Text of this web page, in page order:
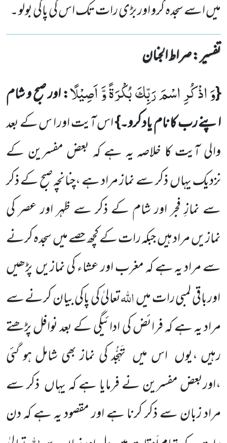
میں اسے سجدہ کرو اور بڑی رات تک اس کی پاکی بولو ۔
تفسیر : ‎صراط الجنان
{وَ اذْكُرِ اسْمَ رَبِّكَ بُكْرَةً وَّ اَصِیْلًا: اور صبح و شام
اپنے رب کا نام یاد کرو۔}اس آیت اور ا س کے بعد
والی آیت کا خلاصہ یہ ہے کہ بعض مفسرین کے
نزدیک یہاںذکر سے نماز مراد ہے ،چنانچہ صبح کے ذکر
سے نمازِ فجر اور شام کے ذکر سے ظہر اور عصر کی
نمازیںمراد ہیںجبکہ رات کے کچھ حصے میںسجدہ کرنے
سے مراد یہ ہے کہ مغرب اور عشاء کی نمازیںپڑھیں
اورباقی لمبی رات میںاللّٰہتعالیٰ کی پاکی بیان کرنے سے
مراد یہ ہے کہ فرائض کی ادائیگی کے بعد نوافل پڑھتے
رہیں ،یوں اس میں تَہَجُّد کی نماز بھی شامل ہو گئی
،اوربعض مفسرین نے فرمایا ہے کہ یہاں ذکر سے
مراد زبان سے ذکر کرنا ہے اور مقصود یہ ہے کہ دن